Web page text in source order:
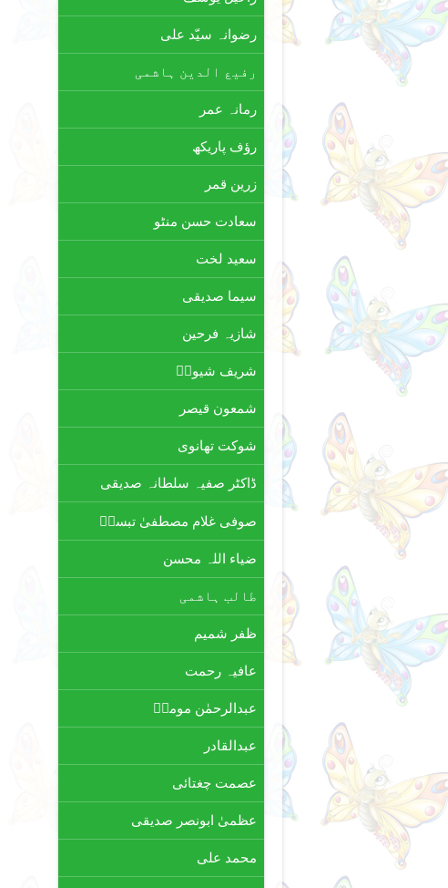
رضوانہ سیّد علی
رفیع الدین ہاشمی
رمانہ عمر
رؤف پاریکھ
زرین قمر
سعادت حسن منٹو
سعید لخت
سیما صدیقی
شازیہ فرحین
شریف شیوہؔ
شمعون قیصر
شوکت تھانوی
ڈاکٹر صفیہ سلطانہ صدیقی
صوفی غلام مصطفیٰ تبسمؔ
ضیاء اللہ محسن
طالب ہاشمی
ظفر شمیم
عافیہ رحمت
عبدالرحمٰن مومنؔ
عبدالقادر
عصمت چغتائی
عظمیٰ ابونصر صدیقی
محمد علی